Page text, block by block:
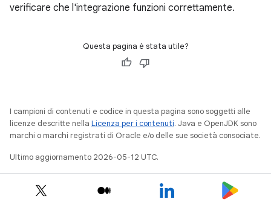
verificare che l'integrazione funzioni correttamente.
Questa pagina è stata utile?
I campioni di contenuti e codice in questa pagina sono soggetti alle
licenze descritte nella Licenza per i contenuti. Java e OpenJDK sono
marchi o marchi registrati di Oracle e/o delle sue società consociate.
Ultimo aggiornamento 2026-05-12 UTC.